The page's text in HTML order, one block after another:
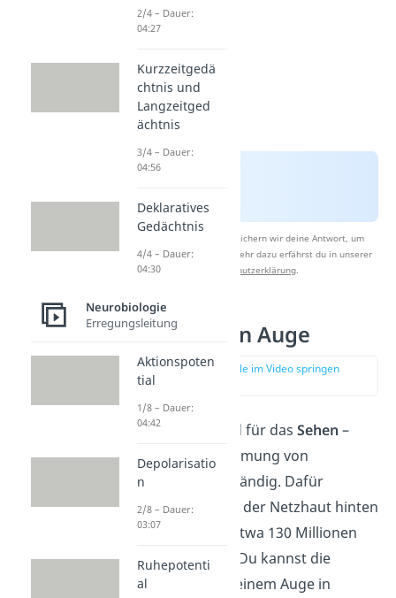
Nach Beantwortung speichern wir deine Antwort, um
Studyflix zu verbessern. Mehr dazu erfährst du in unserer
Datenschutzerklärung.
Sinnesorgan Auge
zur Stelle im Video springen
Deine sind für das Sehen –
also die Wahrnehmung von
Lichtreizen – zuständig. Dafür
befinden sich auf der Netzhaut hinten
in deinem Auge etwa 130 Millionen
Sehsinneszellen. Du kannst die
Sinneszellen in deinem Auge in
2/4 – Dauer:
04:27
Kurzzeitgedä
chtnis und
Langzeitged
ächtnis
3/4 – Dauer:
04:56
Deklaratives
Gedächtnis
4/4 – Dauer:
04:30
Neurobiologie
Erregungsleitung
Aktionspoten
tial
1/8 – Dauer:
04:42
Depolarisatio
n
2/8 – Dauer:
03:07
Ruhepotenti
al